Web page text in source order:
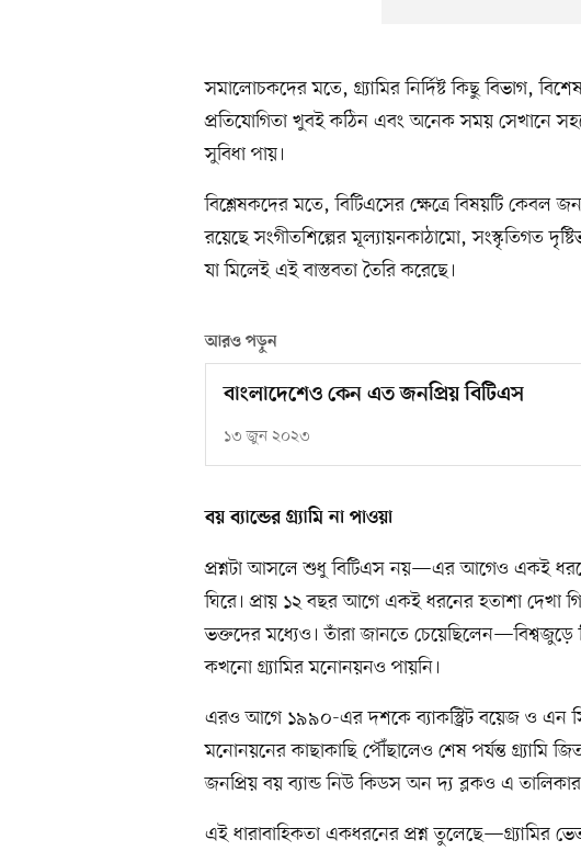
সমালোচকদের মতে, গ্র্যামির নির্দিষ্ট কিছু বিভাগ,
প্রতিযোগিতা খুবই কঠিন এবং অনেক সময় সেখানে
সুবিধা পায়।
বিশ্লেষকদের মতে, বিটিএসের ক্ষেত্রে বিষয়টি কেবল
রয়েছে সংগীতশিল্পের মূল্যায়নকাঠামো, সংস্কৃতিগত
যা মিলেই এই বাস্তবতা তৈরি করেছে।
আরও পড়ুন
বাংলাদেশেও কেন এত জনপ্রিয় বিটিএস
১৩ জুন ২০২৩
বয় ব্যান্ডের গ্র্যামি না পাওয়া
প্রশ্নটা আসলে শুধু বিটিএস নয়—এর আগেও একই ধরনের
ঘিরে। প্রায় ১২ বছর আগে একই ধরনের হতাশা দেখা
ভক্তদের মধ্যেও। তাঁরা জানতে চেয়েছিলেন—বিশ্বজুড়ে
কখনো গ্র্যামির মনোনয়নও পায়নি।
এরও আগে ১৯৯০-এর দশকে ব্যাকস্ট্রিট বয়েজ ও এন
মনোনয়নের কাছাকাছি পৌঁছালেও শেষ পর্যন্ত
জনপ্রিয় বয় ব্যান্ড নিউ কিডস অন দ্য ব্লকও এ
এই ধারাবাহিকতা একধরনের প্রশ্ন